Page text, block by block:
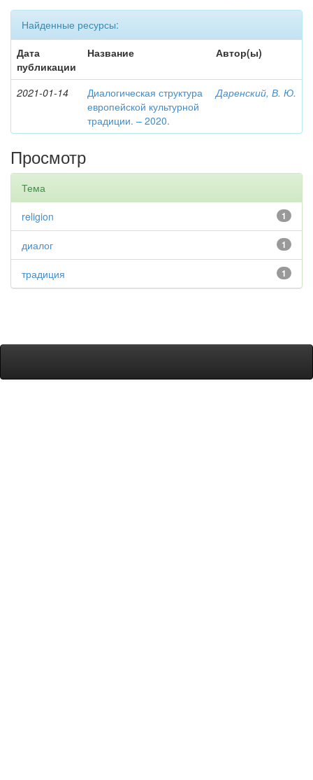
Найденные ресурсы:
Дата
публикации
Название Автор(ы)
2021-01-14
Диалогическая структура
европейской культурной
традиции. – 2020.
Даренский, В. Ю.
Просмотр
Тема
1
religion
1
диалог
1
традиция